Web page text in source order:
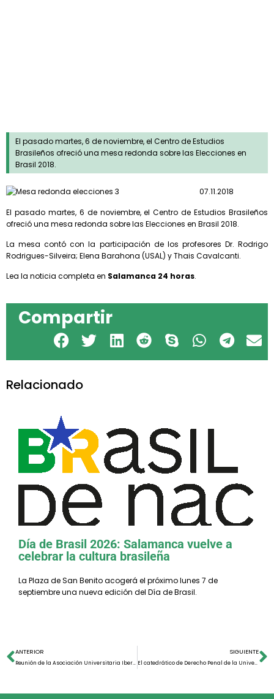
El pasado martes, 6 de noviembre, el Centro de Estudios
Brasileños ofreció una mesa redonda sobre las Elecciones en
Brasil 2018.
07.11.2018
El pasado martes, 6 de noviembre, el Centro de Estudios Brasileños
ofreció una mesa redonda sobre las Elecciones en Brasil 2018.
La mesa contó con la participación de los profesores Dr. Rodrigo
Rodrigues-Silveira; Elena Barahona (USAL) y Thais Cavalcanti.
Lea la noticia completa en Salamanca 24 horas.
Compartir
Relacionado
Día de Brasil 2026: Salamanca vuelve a
celebrar la cultura brasileña
La Plaza de San Benito acogerá el próximo lunes 7 de
septiembre una nueva edición del Día de Brasil.
El CEB ofrecerá nuevos cursos
presenciales de Portugués de Brasil
ANTERIOR
Reunión de la Asociación Universitaria Iberoamericana de Postgrado (AUIP)
SIGUIENTE
El catedrático de Derecho Penal de la Universidad de Salamanca, Ignacio Berdugo, doctor honoris causa por la Universidad Católica de Colombia